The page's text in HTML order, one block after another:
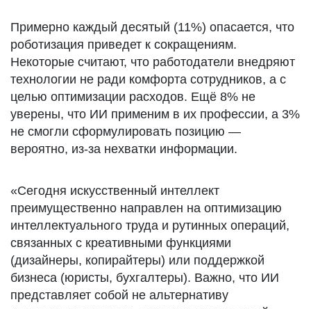
Примерно каждый десятый (11%) опасается, что
роботизация приведет к сокращениям.
Некоторые считают, что работодатели внедряют
технологии не ради комфорта сотрудников, а с
целью оптимизации расходов. Ещё 8% не
уверены, что ИИ применим в их профессии, а 3%
не смогли сформулировать позицию —
вероятно, из-за нехватки информации.
«Сегодня искусственный интеллект
преимущественно направлен на оптимизацию
интеллектуального труда и рутинных операций,
связанных с креативными функциями
(дизайнеры, копирайтеры) или поддержкой
бизнеса (юристы, бухгалтеры). Важно, что ИИ
представляет собой не альтернативу